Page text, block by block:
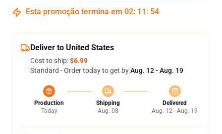
Esta promoção termina em 02: 11 : 54
Deliver to United States
Cost to ship:$6.99
Standard - Order today to get byAug. 12 - Aug. 19
Production
Today
Shipping
Aug. 08
Delivered
Aug. 12 - Aug. 19